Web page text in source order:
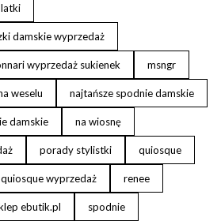
damskie wyprzedaż
wyprzedaż sukienek msngr
weselu najtańsze spodnie damskie
damskie na wiosnę
porady stylistki quiosque
quiosque wyprzedaż renee
ebutik.pl spodnie